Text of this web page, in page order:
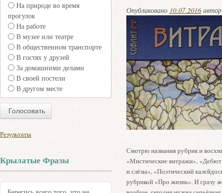
Опубликовано 10.07.2016
Смотрю названия рубрик и
«Мистические витражи»,
и слёзы», «Поэтический
рубрикой «Про жизнь». И
На природе во время
прогулок
На работе
В музее или театре
В общественном транспорте
В гостях у друзей
За домашними делами
В своей постели
В другом месте
Результаты
Крылатые Фразы